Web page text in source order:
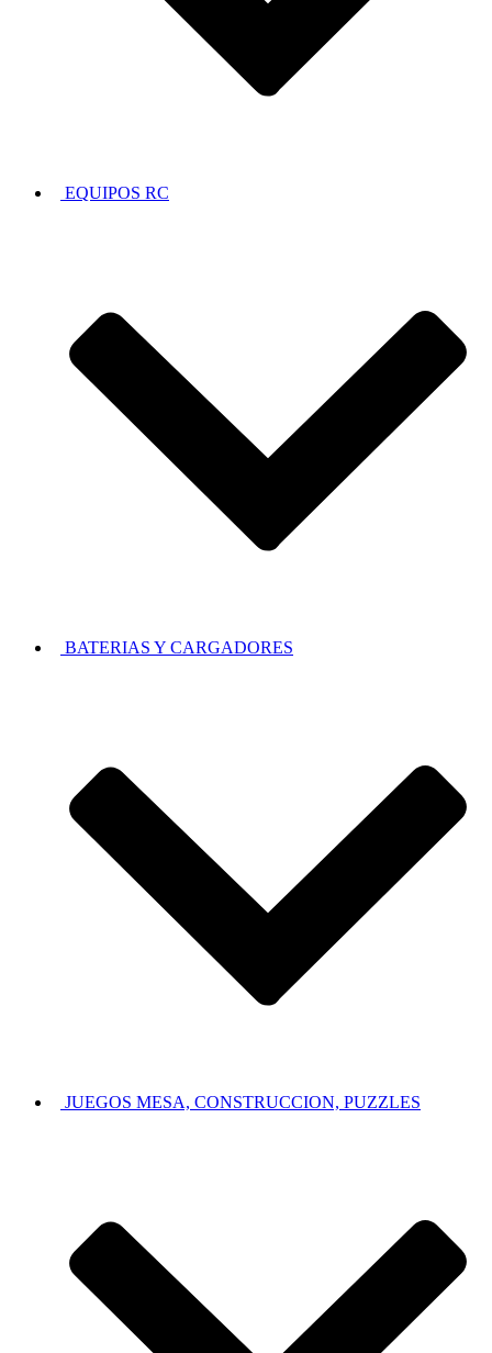
EQUIPOS RC
BATERIAS Y CARGADORES
JUEGOS MESA, CONSTRUCCION, PUZZLES